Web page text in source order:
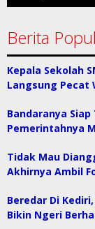
Berita
Kepala Sekolah
Langsung Pecat
Bandaranya
Pemerintahnya
Tidak Mau
Akhirnya Ambil
Beredar Di
Bikin Ngeri